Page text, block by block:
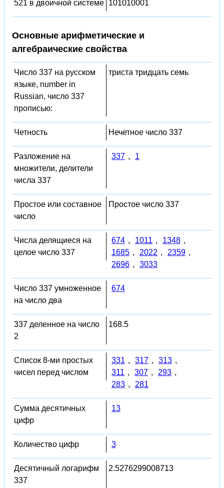
521 в двоичной системе 101010001
Основные арифметические и
алгебраические свойства
Число 337 на русском
языке, number in
Russian, число 337
прописью:
триста тридцать семь
Четность Нечетное число 337
Разложение на
множители, делители
числа 337
337 , 1
Простое или составное
число
Простое число 337
Числа делящиеся на
целое число 337
674 , 1011 , 1348 ,
1685 , 2022 , 2359 ,
2696 , 3033
Число 337 умноженное
на число два
674
337 деленное на число
2
168.5
Список 8-ми простых
чисел перед числом
331 , 317 , 313 ,
311 , 307 , 293 ,
283 , 281
Сумма десятичных
цифр
13
Количество цифр 3
Десятичный логарифм
337
2.5276299008713